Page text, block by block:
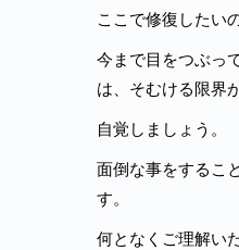
ここで修復したい
今まで目をつぶっ
は、そむける限界
自覚しましょう。
面倒な事をするこ
す。
何となくご理解い